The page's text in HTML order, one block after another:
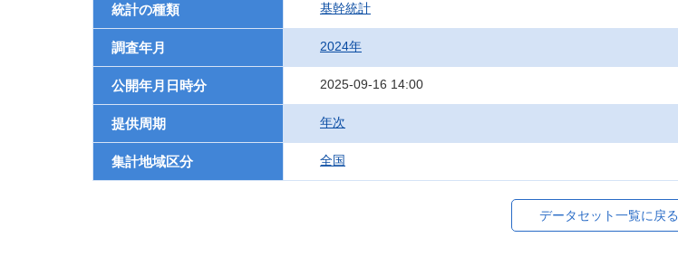
統計の種類 基幹統計
調査年月 2024年
公開年月日時分 2025-09-16 14:00
提供周期 年次
集計地域区分 全国
データセット一覧に戻る